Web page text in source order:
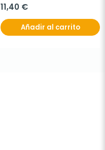
11,40 €
Añadir al carrito